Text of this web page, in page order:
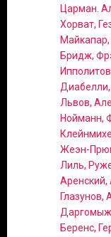
Царман.
Хорват,
Бридж,
Львов,
Нойманн,
Жеэн-
Лиль,
Аренский,
Глазунов,
Беренс,